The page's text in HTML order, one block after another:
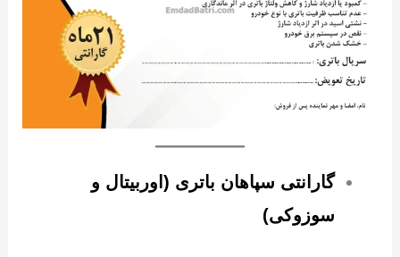
گارانتی سپاهان باتری (اوربیتال و
سوزوکی)